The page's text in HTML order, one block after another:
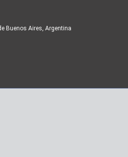
Buenos Aires, Argentina